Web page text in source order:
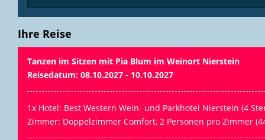
Ihre Reise
Tanzen im Sitzen mit Pia Blum im Weinort Nierstein
Reisedatum: 08.10.2027 - 10.10.2027
1x Hotel: Best Western Wein- und Parkhotel Nierstein (4
Zimmer: Doppelzimmer Comfort, 2 Personen pro Zimmer